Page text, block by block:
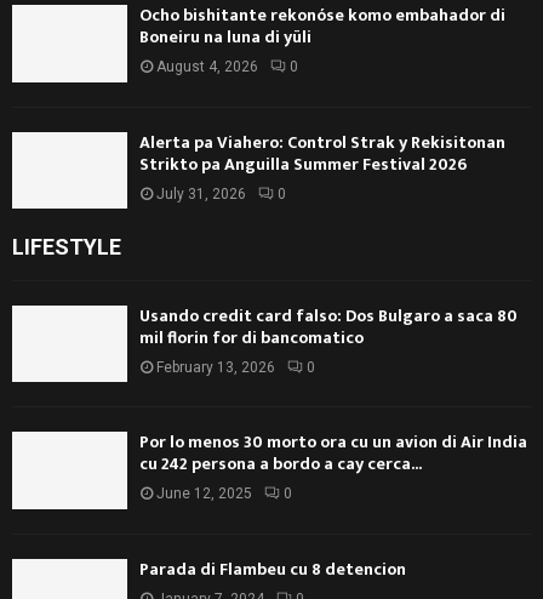
Ocho bishitante rekonóse komo embahador di
Boneiru na luna di yüli
August 4, 2026 0
Alerta pa Viahero: Control Strak y Rekisitonan
Strikto pa Anguilla Summer Festival 2026
July 31, 2026 0
LIFESTYLE
Usando credit card falso: Dos Bulgaro a saca 80
mil florin for di bancomatico
February 13, 2026 0
Por lo menos 30 morto ora cu un avion di Air India
cu 242 persona a bordo a cay cerca...
June 12, 2025 0
Parada di Flambeu cu 8 detencion